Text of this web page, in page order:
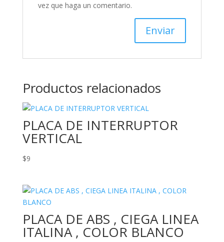
vez que haga un comentario.
Productos relacionados
PLACA DE INTERRUPTOR
VERTICAL
$9
PLACA DE ABS , CIEGA LINEA
ITALINA , COLOR BLANCO